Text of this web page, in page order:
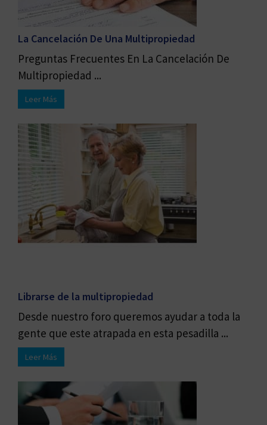
La Cancelación De Una Multipropiedad
Preguntas Frecuentes En La Cancelación De
Multipropiedad ...
Leer Más
Librarse de la multipropiedad
Desde nuestro foro queremos ayudar a toda la
gente que este atrapada en esta pesadilla ...
Leer Más